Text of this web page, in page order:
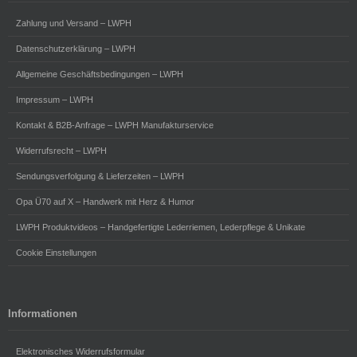
Zahlung und Versand – LWPH
Datenschutzerklärung – LWPH
Allgemeine Geschäftsbedingungen – LWPH
Impressum – LWPH
Kontakt & B2B-Anfrage – LWPH Manufakturservice
Widerrufsrecht – LWPH
Sendungsverfolgung & Lieferzeiten – LWPH
Opa Ü70 auf X – Handwerk mit Herz & Humor
LWPH Produktvideos – Handgefertigte Lederriemen, Lederpflege & Unikate
Cookie Einstellungen
Informationen
Elektronisches Widerrufsformular